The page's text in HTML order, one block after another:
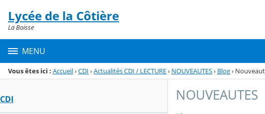
Menu de la rubrique
Contenu
Lycée de la Côtière
La Boisse
MENU
Vous êtes ici : Accueil›CDI ›Actualités CDI / LECTURE› NOUVEAUTES› Blog›
CDI NOUVEAUTES